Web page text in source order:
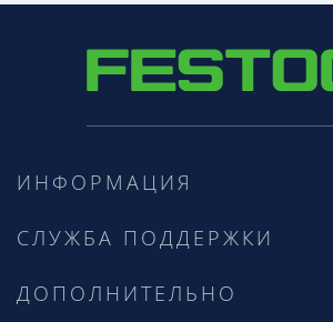
ИНФОРМАЦИЯ
СЛУЖБА ПОДДЕРЖКИ
ДОПОЛНИТЕЛЬНО